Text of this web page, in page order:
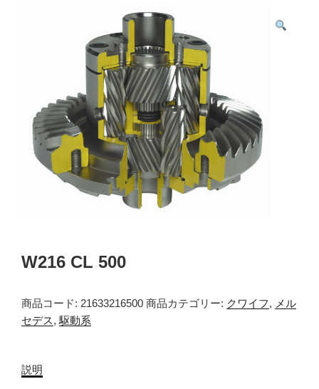
W216 CL 500
商品コード: 21633216500 商品カテゴリー: クワイフ, メル
セデス, 駆動系
説明